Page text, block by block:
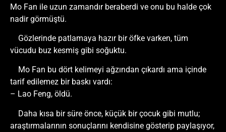
Mo Fan ile uzun zamandır beraberdi ve onu bu halde çok
nadir görmüştü.
Gözlerinde patlamaya hazır bir öfke varken, tüm
vücudu buz kesmiş gibi soğuktu.
Mo Fan bu dört kelimeyi ağzından çıkardı ama içinde
tarif edilemez bir baskı vardı:
– Lao Feng, öldü.
Daha kısa bir süre önce, küçük bir çocuk gibi mutlu;
araştırmalarının sonuçlarını kendisine gösterip paylaşıyor,